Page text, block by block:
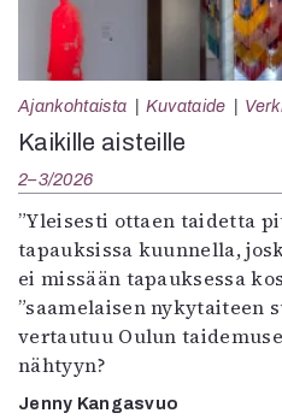
Ajankohtaista Kuvataide
Kaikille aisteille
2–3/2026
”Yleisesti ottaen taidetta
tapauksissa kuunnella,
ei missään tapauksessa
”saamelaisen nykytaiteen
vertautuu Oulun
nähtyyn?
Jenny Kangasvuo